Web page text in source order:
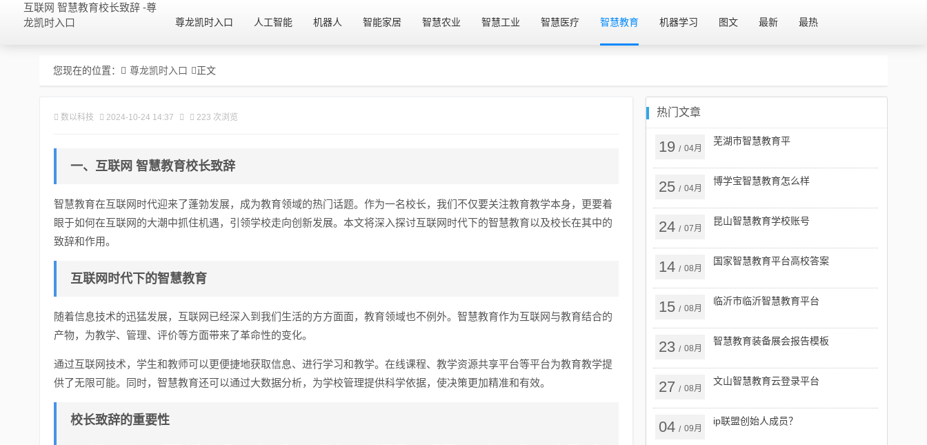
互联网 智慧教育校长致辞 -尊
龙凯时入口
尊龙凯时入口 人工智能 机器人 智能家居 智慧农业 智慧工业 智慧医疗 智慧教育 机器学习 图文 最新 最热
您现在的位置： 尊龙凯时入口 正文
数以科技 2024-10-24 14:37 223 次浏览
一、互联网 智慧教育校长致辞
智慧教育在互联网时代迎来了蓬勃发展，成为教育领域的热门话题。作为一名校长，我们不仅要关注教育教学本身，更要着
眼于如何在互联网的大潮中抓住机遇，引领学校走向创新发展。本文将深入探讨互联网时代下的智慧教育以及校长在其中的
致辞和作用。
互联网时代下的智慧教育
随着信息技术的迅猛发展，互联网已经深入到我们生活的方方面面，教育领域也不例外。智慧教育作为互联网与教育结合的
产物，为教学、管理、评价等方面带来了革命性的变化。
通过互联网技术，学生和教师可以更便捷地获取信息、进行学习和教学。在线课程、教学资源共享平台等平台为教育教学提
供了无限可能。同时，智慧教育还可以通过大数据分析，为学校管理提供科学依据，使决策更加精准和有效。
校长致辞的重要性
热门文章
19 / 04月
芜湖市智慧教育平
25 / 04月
博学宝智慧教育怎么样
24 / 07月
昆山智慧教育学校账号
14 / 08月
国家智慧教育平台高校答案
15 / 08月
临沂市临沂智慧教育平台
23 / 08月
智慧教育装备展会报告模板
27 / 08月
文山智慧教育云登录平台
04 / 09月
ip联盟创始人成员？